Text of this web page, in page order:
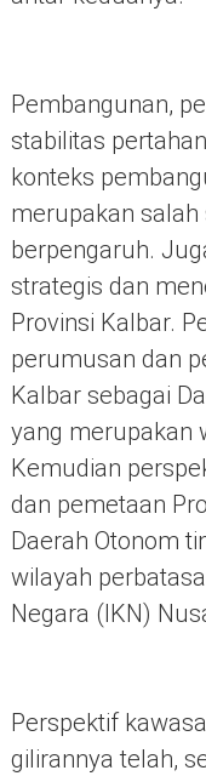
Pembangunan,
stabilitas
konteks
merupakan salah
berpengaruh.
strategis dan
Provinsi Kalbar.
perumusan dan
Kalbar sebagai
yang merupakan
Kemudian
dan pemetaan
Daerah Otonom
wilayah
Negara (IKN)
Perspektif
gilirannya telah,